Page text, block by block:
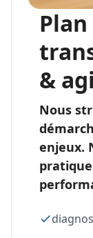
&
Nous
enjeux.